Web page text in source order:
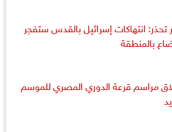
انتهاكات إسرائيل بالقدس ستفجر
بالمنطقة
مراسم قرعة الدوري المصري للموسم